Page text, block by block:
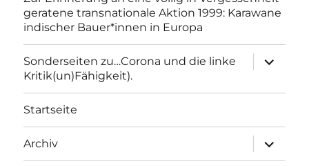
geratene transnationale Aktion 1999: Karawane
indischer Bauer*innen in Europa
Sonderseiten zu…Corona und die linke
Kritik(un)Fähigkeit).
anzeigen
Startseite
Archiv
anzeigen